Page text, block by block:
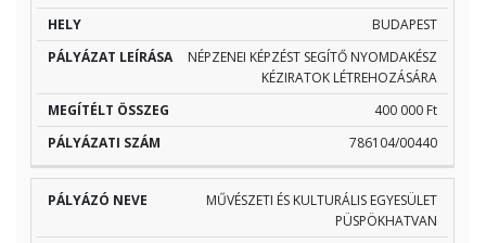
BUDAPEST
NÉPZENEI KÉPZÉST SEGÍTŐ NYOMDAKÉSZ
KÉZIRATOK LÉTREHOZÁSÁRA
400 000 Ft
786104/00440
MŰVÉSZETI ÉS KULTURÁLIS EGYESÜLET
PÜSPÖKHATVAN